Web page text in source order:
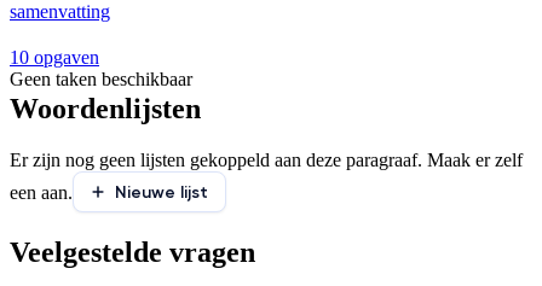
samenvatting
10 opgaven
Geen taken beschikbaar
Woordenlijsten
Er zijn nog geen lijsten gekoppeld aan deze paragraaf. Maak er zelf
een aan.
Nieuwe lijst
Veelgestelde vragen